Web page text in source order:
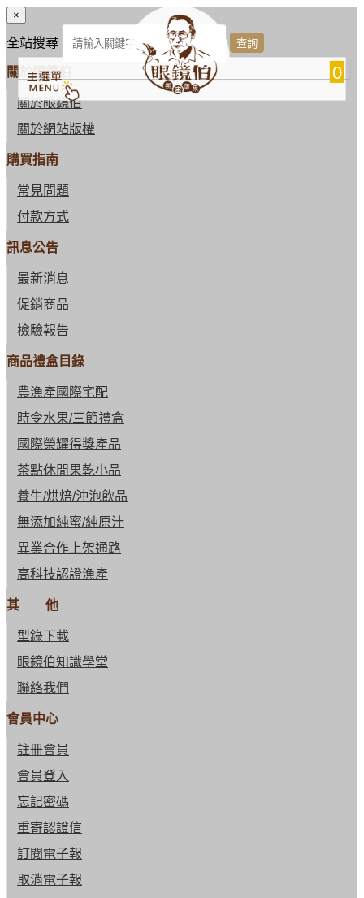
0
×
全站搜尋
關於眼鏡伯
關於眼鏡伯
關於網站版權
購買指南
常見問題
付款方式
訊息公告
最新消息
促銷商品
檢驗報告
商品禮盒目錄
農漁產國際宅配
時令水果/三節禮盒
國際榮耀得獎產品
茶點休閒果乾小品
養生/烘焙/沖泡飲品
無添加純蜜/純原汁
異業合作上架通路
高科技認證漁產
其 他
型錄下載
眼鏡伯知識學堂
聯絡我們
會員中心
註冊會員
會員登入
忘記密碼
重寄認證信
訂閱電子報
取消電子報